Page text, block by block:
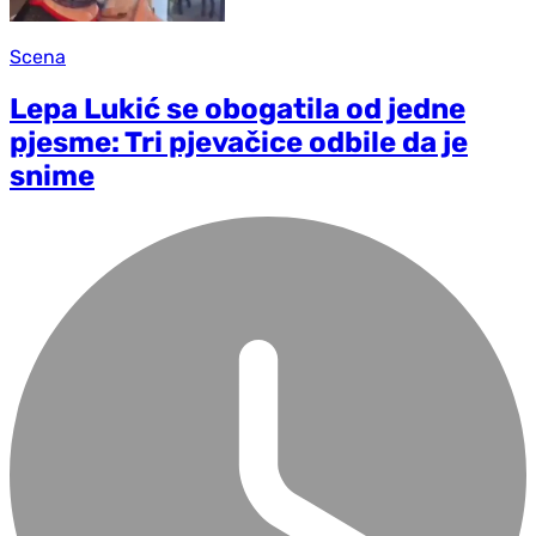
Scena
Lepa Lukić se obogatila od jedne
pjesme: Tri pjevačice odbile da je
snime